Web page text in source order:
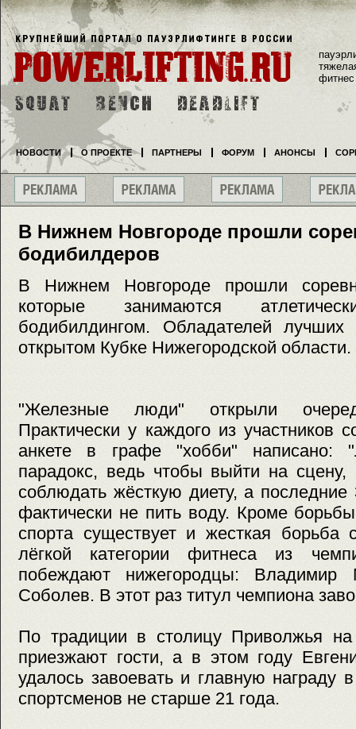
В Нижнем Новгороде прошли
бодибилдеров
В Нижнем Новгороде прошли
которые занимаются
бодибилдингом. Обладателей
открытом Кубке Нижегородской области.
"Железные люди" открыли
Практически у каждого из участников
анкете в графе "хобби" написано:
парадокс, ведь чтобы выйти на
соблюдать жёсткую диету, а
фактически не пить воду. Кроме
спорта существует и жесткая борьба
лёгкой категории фитнеса из
побеждают нижегородцы: Владимир
Соболев. В этот раз титул чемпиона
По традиции в столицу Приволжья на
приезжают гости, а в этом году
удалось завоевать и главную награду
спортсменов не старше 21 года.
фитнес
НОВОСТИ О ПРОЕКТЕ ПАРТНЕРЫ ФОРУМ АНОНСЫ